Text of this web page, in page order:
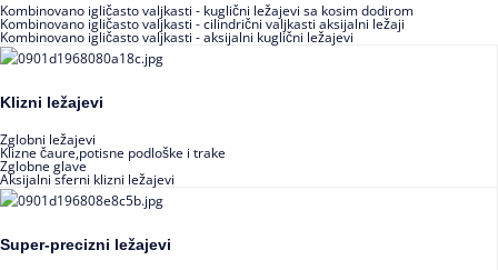
Kombinovano igličasto valjkasti - kuglični ležajevi sa kosim dodirom
Kombinovano igličasto valjkasti - cilindrični valjkasti aksijalni ležaji
Kombinovano igličasto valjkasti - aksijalni kuglični ležajevi
Klizni ležajevi
Zglobni ležajevi
Klizne čaure,potisne podloške i trake
Zglobne glave
Aksijalni sferni klizni ležajevi
Super-precizni ležajevi